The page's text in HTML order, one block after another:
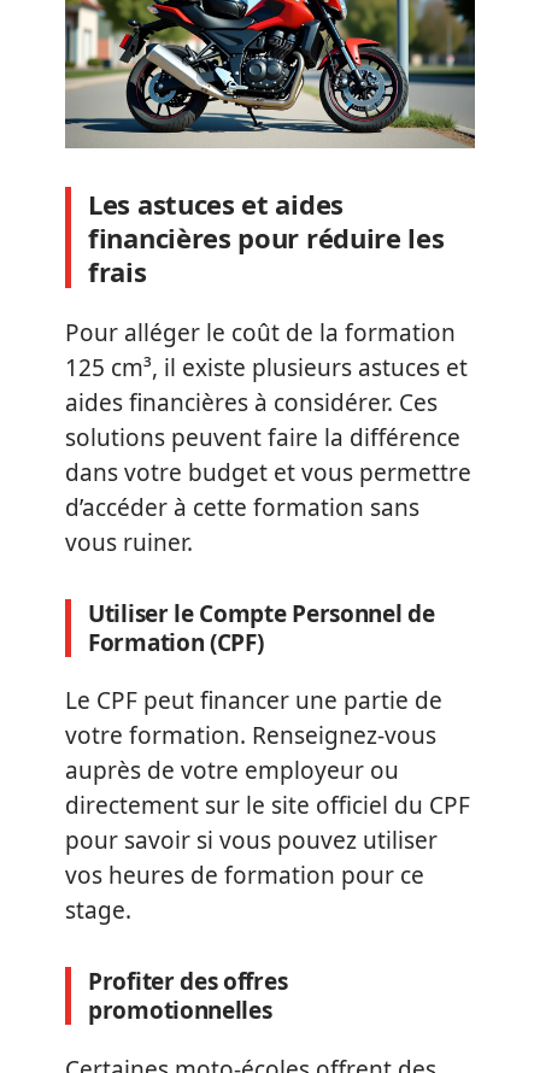
Les astuces et aides
financières pour réduire les
frais
Pour alléger le coût de la formation
125 cm³, il existe plusieurs astuces et
aides financières à considérer. Ces
solutions peuvent faire la différence
dans votre budget et vous permettre
d’accéder à cette formation sans
vous ruiner.
Utiliser le Compte Personnel de
Formation (CPF)
Le CPF peut financer une partie de
votre formation. Renseignez-vous
auprès de votre employeur ou
directement sur le site officiel du CPF
pour savoir si vous pouvez utiliser
vos heures de formation pour ce
stage.
Profiter des offres
promotionnelles